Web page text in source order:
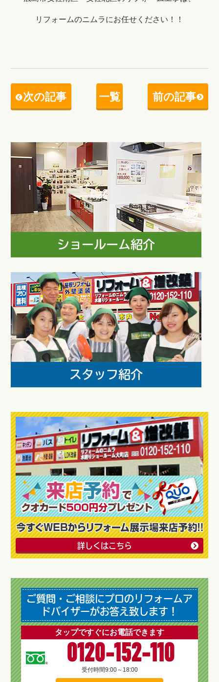
リフォームのニムラにお任せください！！
次の記事 一覧 前の記事
詳しくはこちら
ご質問・ご相談にプロのリフォームア
ドバイザーがお答え致します！
タップですぐにお電話できます
0120-152-110
受付時間9:00～18:00